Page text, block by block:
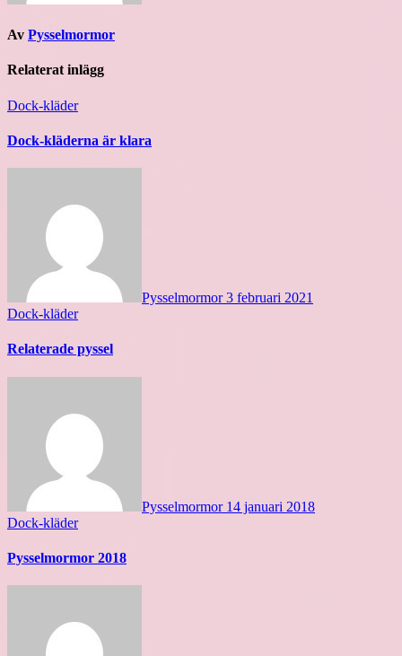
Av Pysselmormor
Relaterat inlägg
Dock-kläder
Dock-kläderna är klara
Pysselmormor3 februari 2021
Dock-kläder
Relaterade pyssel
Pysselmormor 14 januari 2018
Dock-kläder
Pysselmormor 2018